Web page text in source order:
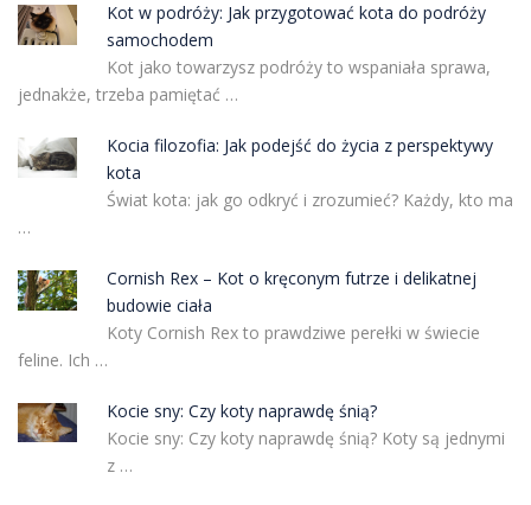
Kot w podróży: Jak przygotować kota do podróży
samochodem
Kot jako towarzysz podróży to wspaniała sprawa,
jednakże, trzeba pamiętać …
Kocia filozofia: Jak podejść do życia z perspektywy
kota
Świat kota: jak go odkryć i zrozumieć? Każdy, kto ma
…
Cornish Rex – Kot o kręconym futrze i delikatnej
budowie ciała
Koty Cornish Rex to prawdziwe perełki w świecie
feline. Ich …
Kocie sny: Czy koty naprawdę śnią?
Kocie sny: Czy koty naprawdę śnią? Koty są jednymi
z …